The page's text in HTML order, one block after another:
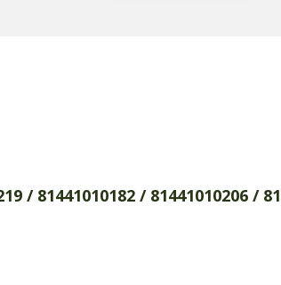
/ 81441010182 / 81441010206 /